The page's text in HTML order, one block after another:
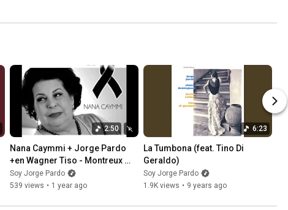
2:50
Nana Caymmi + Jorge Pardo
+en Wagner Tiso - Montreux
1989
Soy Jorge Pardo
539 views • 1 year ago
6:23
La Tumbona (feat. Tino Di
Geraldo)
Soy Jorge Pardo
1.9K views • 9 years ago